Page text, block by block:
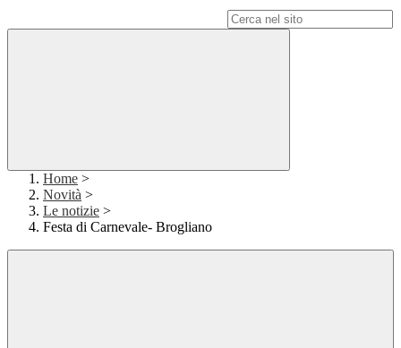
Home >
Novità >
Le notizie >
Festa di Carnevale- Brogliano